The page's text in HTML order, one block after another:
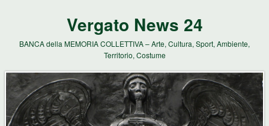
Vergato News 24
BANCA della MEMORIA COLLETTIVA – Arte, Cultura, Sport, Ambiente,
Territorio, Costume